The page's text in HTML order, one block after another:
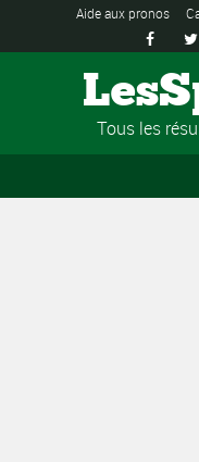
Aide aux pronos
 
Tous les